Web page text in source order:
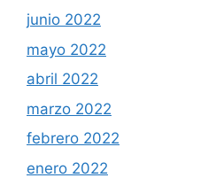
junio 2022
mayo 2022
abril 2022
marzo 2022
febrero 2022
enero 2022